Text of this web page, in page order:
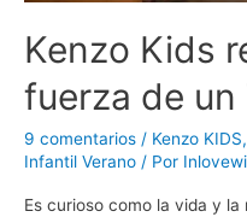
Kenzo Kids
fuerza de un
9 comentarios / Kenzo KIDS,
Infantil Verano / Por
Es curioso como la vida y